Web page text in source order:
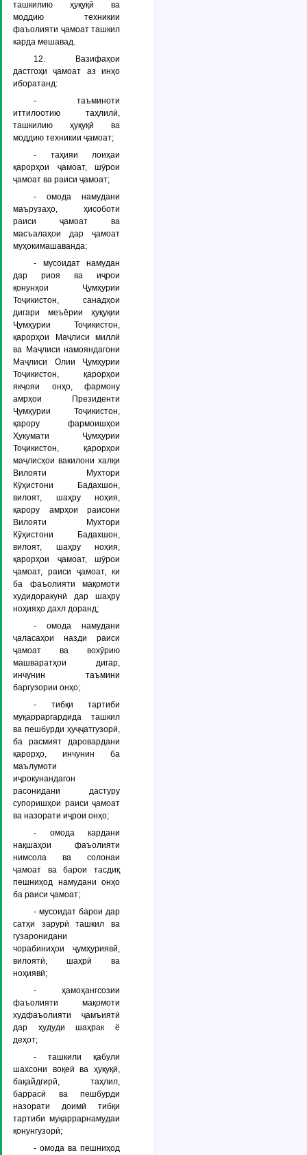
ташкилию ҳуқуқӣ ва
моддию техникии
фаъолияти ҷамоат ташкил
карда мешавад.
12. Вазифаҳои
дастгоҳи ҷамоат аз инҳо
иборатанд:
- таъминоти
иттилоотию таҳлилӣ,
ташкилию ҳуқуқӣ ва
моддию техникии ҷамоат;
- таҳияи лоиҳаи
қарорҳои ҷамоат, шӯрои
ҷамоат ва раиси ҷамоат;
- омода намудани
маърузаҳо, ҳисоботи
раиси ҷамоат ва
масъалаҳои дар ҷамоат
муҳокимашаванда;
- мусоидат намудан
дар риоя ва иҷрои
қонунҳои Ҷумҳурии
Тоҷикистон, санадҳои
дигари меъёрии ҳуқуқии
Ҷумҳурии Тоҷикистон,
қарорҳои Маҷлиси миллӣ
ва Маҷлиси намояндагони
Маҷлиси Олии Ҷумҳурии
Тоҷикистон, қарорҳои
якҷояи онҳо, фармону
амрҳои Президенти
Ҷумҳурии Тоҷикистон,
қарору фармоишҳои
Ҳукумати Ҷумҳурии
Тоҷикистон, қарорҳои
маҷлисҳои вакилони халқи
Вилояти Мухтори
Кӯҳистони Бадахшон,
вилоят, шаҳру ноҳия,
қарору амрҳои раисони
Вилояти Мухтори
Кӯҳистони Бадахшон,
вилоят, шаҳру ноҳия,
қарорҳои ҷамоат, шӯрои
ҷамоат, раиси ҷамоат, ки
ба фаъолияти мақомоти
худидоракунӣ дар шаҳру
ноҳияҳо дахл доранд;
- омода намудани
ҷаласаҳои назди раиси
ҷамоат ва вохӯрию
машваратҳои дигар,
инчунин таъмини
баргузории онҳо;
- тибқи тартиби
муқарраргардида ташкил
ва пешбурди ҳуҷҷатгузорӣ,
ба расмият даровардани
қарорҳо, инчунин ба
маълумоти
иҷрокунандагон
расонидани дастуру
супоришҳои раиси ҷамоат
ва назорати иҷрои онҳо;
- омода кардани
нақшаҳои фаъолияти
нимсола ва солонаи
ҷамоат ва барои тасдиқ
пешниҳод намудани онҳо
ба раиси ҷамоат;
- мусоидат барои дар
сатҳи зарурӣ ташкил ва
гузаронидани
чорабиниҳои ҷумҳуриявӣ,
вилоятӣ, шаҳрӣ ва
ноҳиявӣ;
- ҳамоҳангсозии
фаъолияти мақомоти
худфаъолияти ҷамъиятӣ
дар ҳудуди шаҳрак ё
деҳот;
- ташкили қабули
шахсони воқеӣ ва ҳуқуқӣ,
бақайдгирӣ, таҳлил,
баррасӣ ва пешбурди
назорати доимӣ тибқи
тартиби муқаррарнамудаи
қонунгузорӣ;
- омода ва пешниҳод